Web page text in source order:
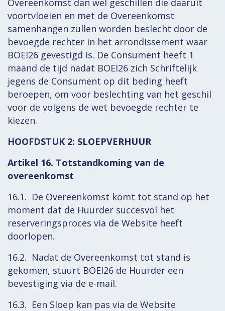
Overeenkomst dan wel geschillen die daaruit
voortvloeien en met de Overeenkomst
samenhangen zullen worden beslecht door de
bevoegde rechter in het arrondissement waar
BOEI26 gevestigd is. De Consument heeft 1
maand de tijd nadat BOEI26 zich Schriftelijk
jegens de Consument op dit beding heeft
beroepen, om voor beslechting van het geschil
voor de volgens de wet bevoegde rechter te
kiezen.
HOOFDSTUK 2: SLOEPVERHUUR
Artikel 16. Totstandkoming van de
overeenkomst
16.1. De Overeenkomst komt tot stand op het
moment dat de Huurder succesvol het
reserveringsproces via de Website heeft
doorlopen.
16.2. Nadat de Overeenkomst tot stand is
gekomen, stuurt BOEI26 de Huurder een
bevestiging via de e-mail.
16.3. Een Sloep kan pas via de Website